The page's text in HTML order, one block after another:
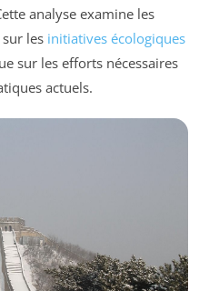
analyse examine les
les initiatives écologiques
sur les efforts nécessaires
actuels.